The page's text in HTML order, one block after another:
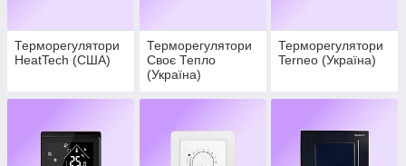
Терморегулятори
HeatTech (США)
Терморегулятори
Своє Тепло
(Україна)
Терморегулятори
Terneo (Україна)